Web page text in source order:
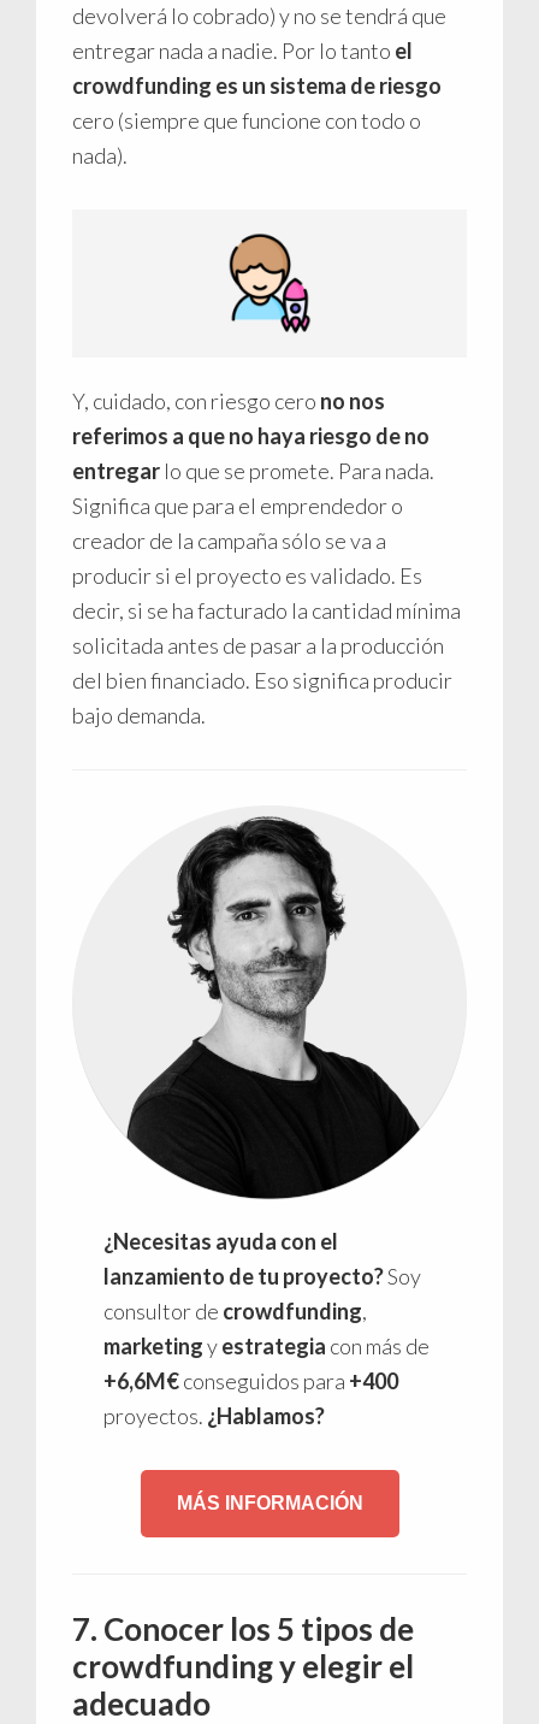
devolverá lo cobrado) y no se tendrá que
entregar nada a nadie. Por lo tanto el
crowdfunding es un sistema de riesgo
cero (siempre que funcione con todo o
nada).
Y, cuidado, con riesgo cero no nos
referimos a que no haya riesgo de no
entregar lo que se promete. Para nada.
Significa que para el emprendedor o
creador de la campaña sólo se va a
producir si el proyecto es validado. Es
decir, si se ha facturado la cantidad mínima
solicitada antes de pasar a la producción
del bien financiado. Eso significa producir
bajo demanda.
¿Necesitas ayuda con el
lanzamiento de tu proyecto?Soy
consultor de crowdfunding,
marketingyestrategia con más de
+6,6M€conseguidos para +400
proyectos. ¿Hablamos?
MÁS INFORMACIÓN
7. Conocer los 5 tipos de
crowdfunding y elegir el
adecuado